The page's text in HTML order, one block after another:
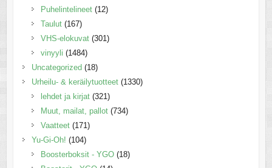
Puhelintelineet (12)
Taulut (167)
VHS-elokuvat (301)
vinyyli (1484)
Uncategorized (18)
Urheilu- & keräilytuotteet (1330)
lehdet ja kirjat (321)
Muut, mailat, pallot (734)
Vaatteet (171)
Yu-Gi-Oh! (104)
Boosterboksit - YGO (18)